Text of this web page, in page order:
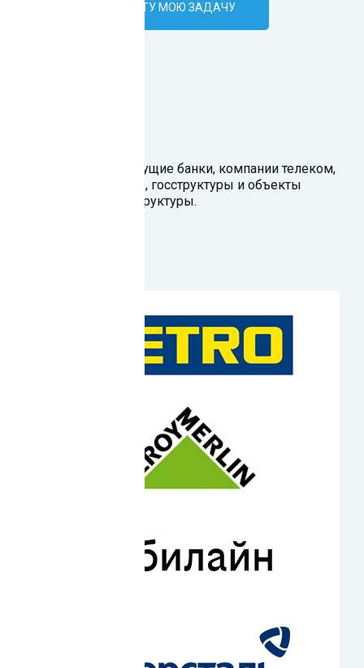
ПОРУЧИТЬ ИИ-БОТУ МОЮ ЗАДАЧУ
Наши клиенты — ведущие банки, компании телеком,
ритейл, производство, госструктуры и объекты
критической инфраструктуры.